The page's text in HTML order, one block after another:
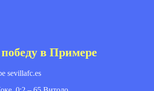
в Примере
sevillafc.es